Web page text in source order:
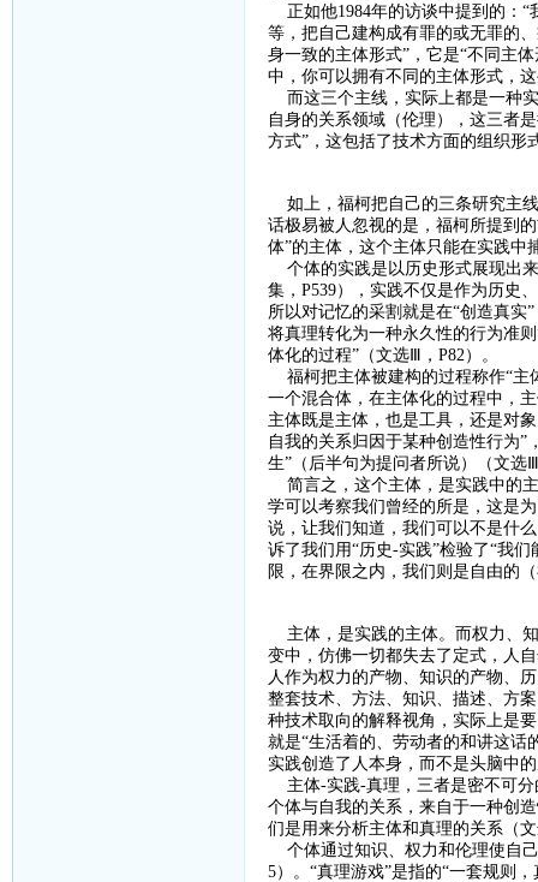
正如他1984年的访谈中提到的：
等，把自己建构成有罪的或无罪的
身一致的主体形式”，它是“不同主
中，你可以拥有不同的主体形式，
而这三个主线，实际上都是一种
自身的关系领域（伦理），这三者
方式”，这包括了技术方面的组织形
如上，福柯把自己的三条研究主
话极易被人忽视的是，福柯所提到
体”的主体，这个主体只能在实践中
个体的实践是以历史形式展现出
集， P539），实践不仅是作为历史
所以对记忆的采割就是在“创造真实
将真理转化为一种永久性的行为准则
体化的过程”（文选Ⅲ， P82 ）。
福柯把主体被建构的过程称作“主
一个混合体，在主体化的过程中，
主体既是主体，也是工具，还是对
自我的关系归因于某种创造性行为
生”（后半句为提问者所说）（文选
简言之，这个主体，是实践中的
学可以考察我们曾经的所是，这是
说，让我们知道，我们可以不是什
诉了我们用“历史-实践”检验了“我
限，在界限之内，我们则是自由的
主体，是实践的主体。而权力、
变中，仿佛一切都失去了定式，人
人作为权力的产物、知识的产物、
整套技术、方法、知识、描述、方
种技术取向的解释视角，实际上是
就是“生活着的、劳动者的和讲这话
实践创造了人本身，而不是头脑中
主体-实践-真理，三者是密不可
个体与自我的关系，来自于一种创
们是用来分析主体和真理的关系（
个体通过知识、权力和伦理使自己
5）。“真理游戏”是指的“一套规则